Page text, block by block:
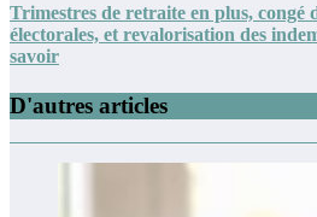
Trimestres de retraite en plus, congé
électorales, et revalorisation des
savoir
D'autres articles